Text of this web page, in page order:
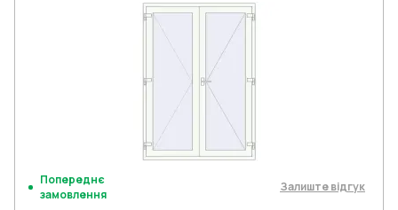
Попереднє
замовлення
Залиште відгук